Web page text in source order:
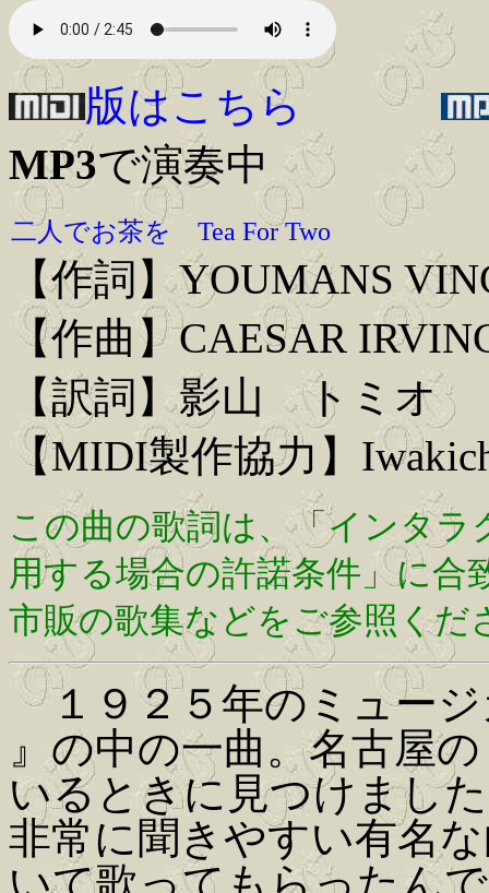
版はこちら
MP3で演奏中
二人でお茶を Tea For Two
【作詞】YOUMANS
【作曲】CAESAR
【訳詞】影山 トミオ
【MIDI製作協力】
この曲の歌詞は、「インタ
用する場合の許諾条件」に合
市販の歌集などをご参照くだ
１９２５年のミュージ
』の中の一曲。名古屋
いるときに見つけまし
非常に聞きやすい有名
いて歌ってもらったん